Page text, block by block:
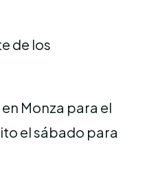
de los
Monza para el
el sábado para